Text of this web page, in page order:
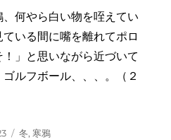
何やら白い物を咥えてい
いる間に嘴を離れてポロ
」と思いながら近づいて
ルフボール、、、。（２
タ
冬,寒鴉